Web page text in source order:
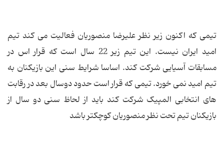
تیمی که اکنون زیر نظر علیرضا منصوریان فعالیت می کند تیم
امید ایران نیست. این تیم زیر 22 سال است که قرار اس در
مسابقات آسیایی شرکت کند. اساسا شرایط سنی این بازیکنان به
تیم امید نمی خورد. تیمی که قرار است حدود دوسال بعد در رقابت
های انتخابی المپیک شرکت کند باید از لحاظ سنی دو سال از
بازیکنان تیم تحت نظر منصوریان کوچکتر باشد